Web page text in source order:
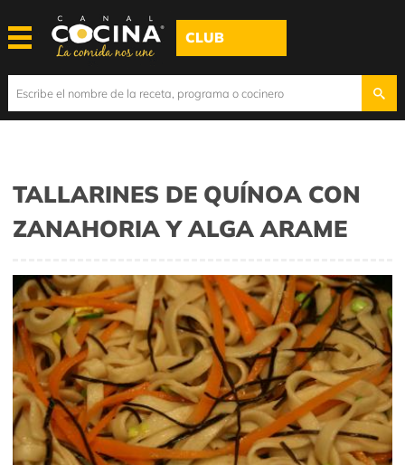
CLUB
TALLARINES DE QUÍNOA CON
ZANAHORIA Y ALGA ARAME